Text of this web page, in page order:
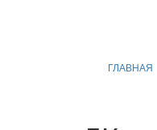
ГЛАВНАЯ